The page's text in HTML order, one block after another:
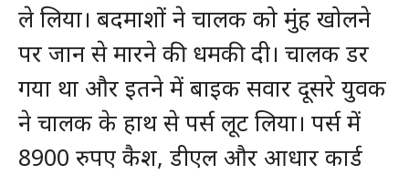
ले लिया। बदमाशों ने चालक को मुंह खोलने
पर जान से मारने की धमकी दी। चालक डर
गया था और इतने में बाइक सवार दूसरे युवक
ने चालक के हाथ से पर्स लूट लिया। पर्स में
8900 रुपए कैश, डीएल और आधार कार्ड